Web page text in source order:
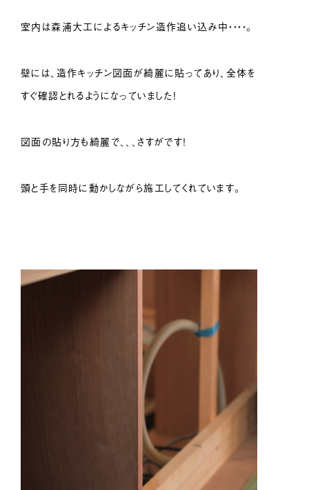
室内は森浦大工によるキッチン造作追い込み中・・・・。
壁には、造作キッチン図面が綺麗に貼ってあり、全体を
すぐ確認とれるようになっていました！
図面の貼り方も綺麗で、、、さすがです！
頭と手を同時に動かしながら施工してくれています。